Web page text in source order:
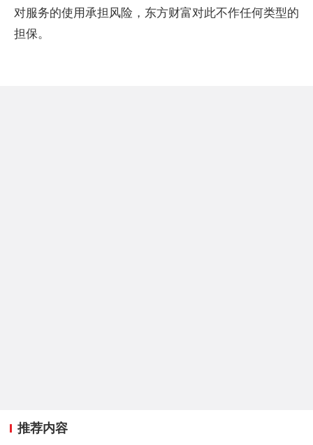
对服务的使用承担风险，东方财富对此不作任何类型的
担保。
推荐内容